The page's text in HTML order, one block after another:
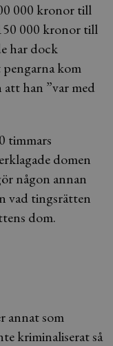
000 kronor till
000 kronor till
har dock
kom
han ”var med
timmars
domen
någon annan
vad tingsrätten
dom.
annat som
kriminaliserat så